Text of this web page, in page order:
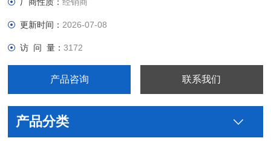
更新时间： 2026-07-08
访 问 量：3172
产品咨询 联系我们
产品分类